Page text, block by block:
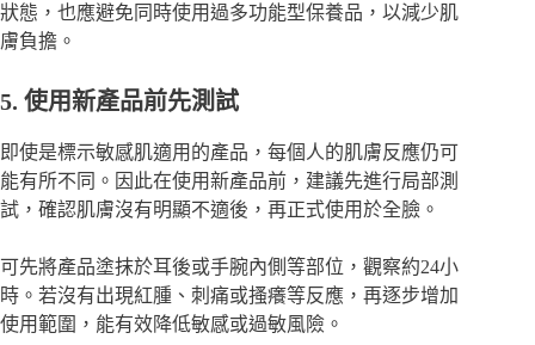
狀態，也應避免同時使用過多功能型保養品，以減少肌
膚負擔。
5. 使用新產品前先測試
即使是標示敏感肌適用的產品，每個人的肌膚反應仍可
能有所不同。因此在使用新產品前，建議先進行局部測
試，確認肌膚沒有明顯不適後，再正式使用於全臉。
可先將產品塗抹於耳後或手腕內側等部位，觀察約24小
時。若沒有出現紅腫、刺痛或搔癢等反應，再逐步增加
使用範圍，能有效降低敏感或過敏風險。